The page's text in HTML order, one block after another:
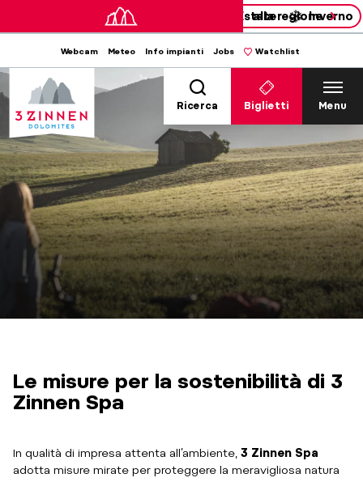
alla regione
Estate Inverno
Webcam Meteo Info impianti Jobs Watchlist
Ricerca Biglietti Menu
Le misure per la sostenibilità di 3
Zinnen Spa
In qualità di impresa attenta all’ambiente, 3 Zinnen Spa
adotta misure mirate per proteggere la meravigliosa natura